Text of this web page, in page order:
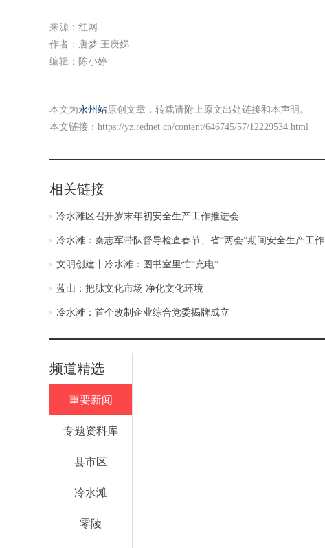
来源：红网
作者：唐梦 王庚娣
编辑：陈小婷
本文为永州站原创文章，转载请附上原文出处链接和本声明。
本文链接： https://yz.rednet.cn/content/646745/57/12229534.html
相关链接
冷水滩区召开岁末年初安全生产工作推进会
冷水滩：秦志军带队督导检查春节、省“两会”期间安全生产工作
文明创建丨冷水滩：图书室里忙“充电”
蓝山：把脉文化市场 净化文化环境
冷水滩：首个改制企业综合党委揭牌成立
频道精选
重要新闻
专题资料库
县市区
冷水滩
零陵